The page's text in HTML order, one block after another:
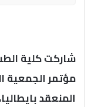
شاركت كلية
مؤتمر الجمعية
المنعقد